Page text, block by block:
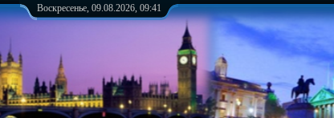
Воскресенье, 09.08.2026, 09:41